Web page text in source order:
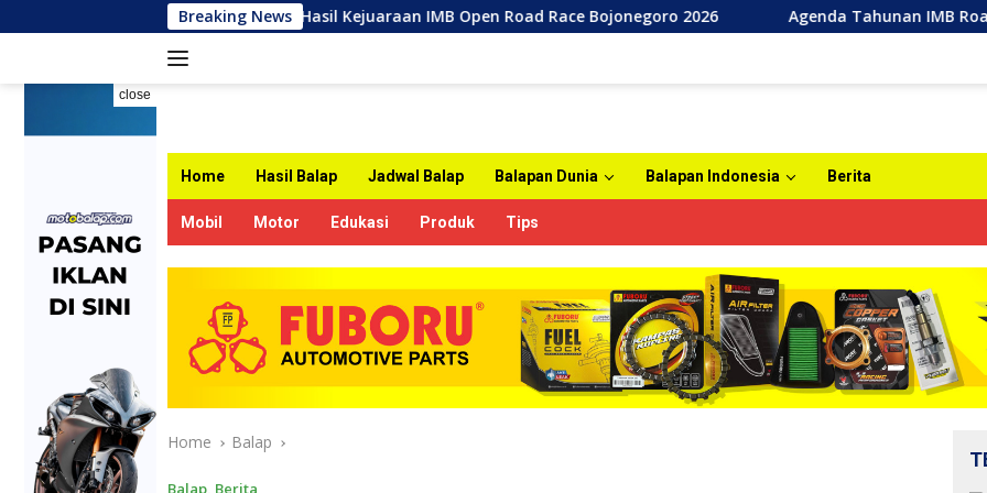
to
Breaking News
Hasil Kejuaraan IMB Open Road Race Bojonegoro 2026 Agenda Tahunan IMB Road Race Bojonegoro 2026
close
Home Hasil Balap Jadwal Balap Balapan Dunia Balapan Indonesia Berita
Mobil Motor Edukasi Produk Tips
Home Balap